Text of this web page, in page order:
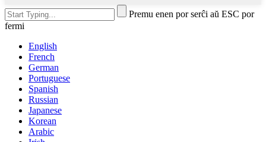
Premu enen por serĉi aŭ ESC por
fermi
English
French
German
Portuguese
Spanish
Russian
Japanese
Korean
Arabic